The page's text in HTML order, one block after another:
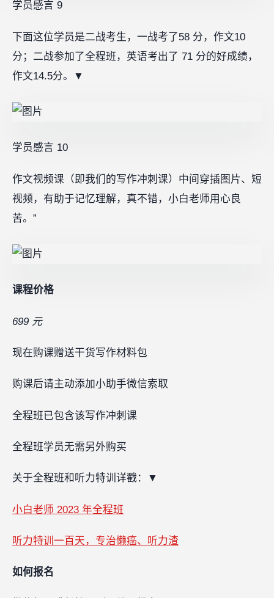
学员感言 9
下面这位学员是二战考生，一战考了58 分，作文10
分；二战参加了全程班，英语考出了 71 分的好成绩，
作文14.5分。
▼
学员感言 10‍
作文视频课（即我们的写作冲刺课）中间穿插图片、短
视频，有助于记忆理解，真不错，小白老师用心良
苦。”
课程价格
699 元
现在购课赠送干货写作材料包
购课后请主动添加小助手微信索取
全程班已包含该写作冲刺课‍
全程班学员无需另外购买
关于全程班和听力特训详戳： ▼
小白老师 2023 年全程班
听力特训一百天，专治懒癌、听力渣
如何报名